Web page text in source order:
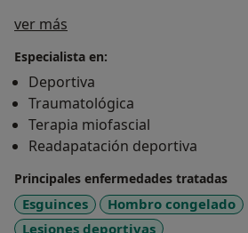
ver más
Especialista en:
Deportiva
Traumatológica
Terapia miofascial
Readapatación deportiva
Principales enfermedades tratadas
Esguinces
Hombro congelado
Lesiones deportivas